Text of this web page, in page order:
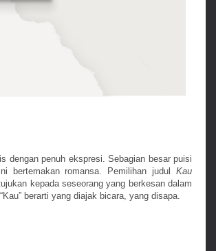
dengan penuh ekspresi. Sebagian besar puisi
bertemakan romansa. Pemilihan judul Kau
kepada seseorang yang berkesan dalam
berarti yang diajak bicara, yang disapa.